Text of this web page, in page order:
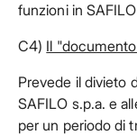
funzioni in
C4) Il
Prevede il divieto
SAFILO s.p.a. e
per un periodo di